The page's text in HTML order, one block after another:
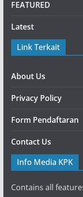
FEATURED
Latest
Link Terkait
About Us
Privacy Policy
Form Pendaftaran
Contact Us
Info Media KPK
Contains all